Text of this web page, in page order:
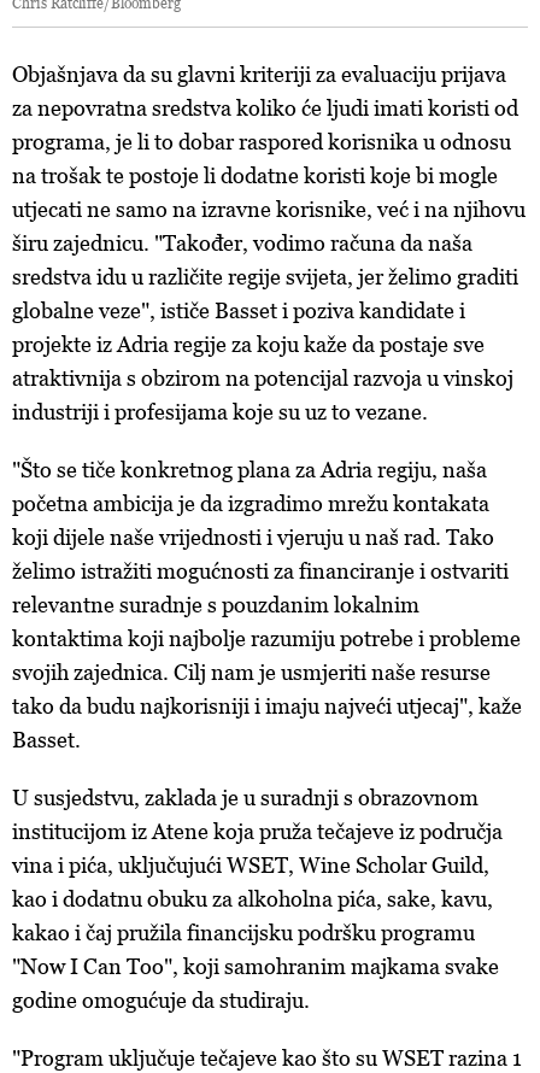
Objašnjava da su glavni kriteriji za evaluaciju prijava
za nepovratna sredstva koliko će ljudi imati koristi od
programa, je li to dobar raspored korisnika u odnosu
na trošak te postoje li dodatne koristi koje bi mogle
utjecati ne samo na izravne korisnike, već i na njihovu
širu zajednicu. "Također, vodimo računa da naša
sredstva idu u različite regije svijeta, jer želimo graditi
globalne veze", ističe Basset i poziva kandidate i
projekte iz Adria regije za koju kaže da postaje sve
atraktivnija s obzirom na potencijal razvoja u vinskoj
industriji i profesijama koje su uz to vezane.
"Što se tiče konkretnog plana za Adria regiju, naša
početna ambicija je da izgradimo mrežu kontakata
koji dijele naše vrijednosti i vjeruju u naš rad. Tako
želimo istražiti mogućnosti za financiranje i ostvariti
relevantne suradnje s pouzdanim lokalnim
kontaktima koji najbolje razumiju potrebe i probleme
svojih zajednica. Cilj nam je usmjeriti naše resurse
tako da budu najkorisniji i imaju najveći utjecaj", kaže
Basset.
U susjedstvu, zaklada je u suradnji s obrazovnom
institucijom iz Atene koja pruža tečajeve iz područja
vina i pića, uključujući WSET, Wine Scholar Guild,
kao i dodatnu obuku za alkoholna pića, sake, kavu,
kakao i čaj pružila financijsku podršku programu
"Now I Can Too", koji samohranim majkama svake
godine omogućuje da studiraju.
"Program uključuje tečajeve kao što su WSET razina 1